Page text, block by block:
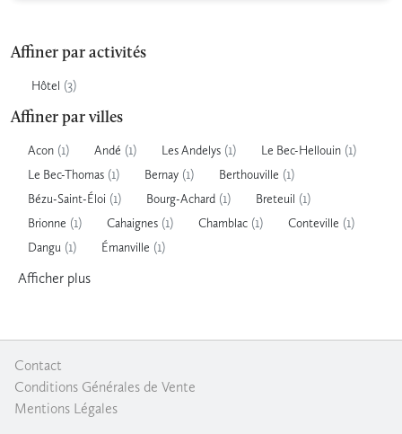
Affiner par activités
Hôtel (3)
Affiner par villes
Acon (1) Andé (1) Les Andelys (1) Le Bec-Hellouin (1)
Le Bec-Thomas (1) Bernay (1) Berthouville (1)
Bézu-Saint-Éloi (1) Bourg-Achard (1) Breteuil (1)
Brionne (1) Cahaignes (1) Chamblac (1) Conteville (1)
Dangu (1) Émanville (1)
Afficher plus
Contact
Conditions Générales de Vente
Mentions Légales